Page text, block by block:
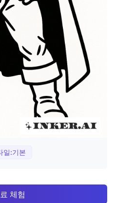
일:기본
체험